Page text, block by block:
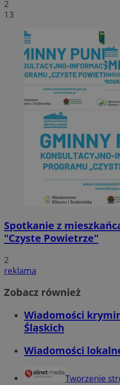
2
13
Spotkanie z
"Czyste Powietrze"
2
reklama
Zobacz również
Wiadomości
Śląskich
Wiadomości
Tworzenie